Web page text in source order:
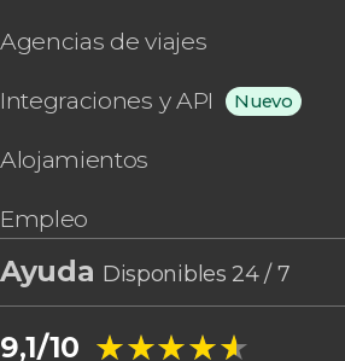
Agencias de viajes
Integraciones y API Nuevo
Alojamientos
Empleo
Ayuda Disponibles 24 / 7
9,1/10 ★★★★★
★★★★★